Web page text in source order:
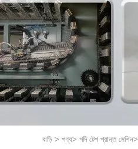
বাড়ি > পণ্য> গদি টেপ প্রান্ত মেশিন>